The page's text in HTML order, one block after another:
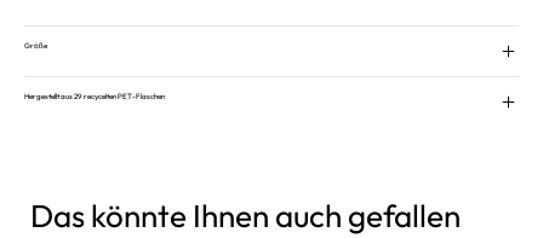
Größe
Hergestellt aus 29 recycelten PET-Flaschen
Das könnte Ihnen auch gefallen